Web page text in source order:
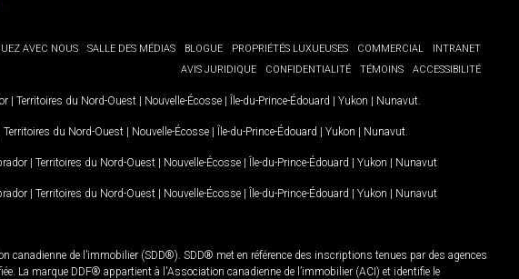
AVEC NOUS SALLE DES MÉDIAS BLOGUE PROPRIÉTÉS LUXUEUSES COMMERCIAL
INTRANET
AVIS JURIDIQUE
CONFIDENTIALITÉ TÉMOINS ACCESSIBILITÉ
| Territoires du Nord-Ouest | Nouvelle-Écosse | Île-du-Prince-Édouard | Yukon | Nunavut
Territoires du Nord-Ouest | Nouvelle-Écosse | Île-du-Prince-Édouard | Yukon | Nunavut
| Territoires du Nord-Ouest | Nouvelle-Écosse | Île-du-Prince-Édouard | Yukon | Nunavut
| Territoires du Nord-Ouest | Nouvelle-Écosse | Île-du-Prince-Édouard | Yukon | Nunavut
canadienne de l’immobilier (SDD®). SDD® met en référence des inscriptions tenues par des agences
La marque DDF® appartient à l'Association canadienne de l’immobilier (ACI) et identifie le